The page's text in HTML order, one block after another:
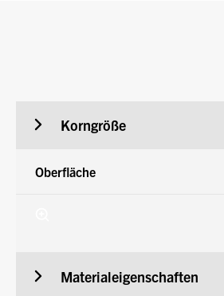
Korngröße
Oberfläche
Materialeigenschaften